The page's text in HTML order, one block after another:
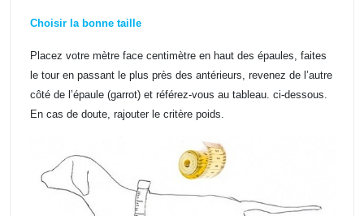
Choisir la bonne taille
Placez votre mètre face centimètre en haut des épaules, faites
le tour en passant le plus près des antérieurs, revenez de l’autre
côté de l’épaule (garrot) et référez-vous au tableau. ci-dessous.
En cas de doute, rajouter le critère poids.